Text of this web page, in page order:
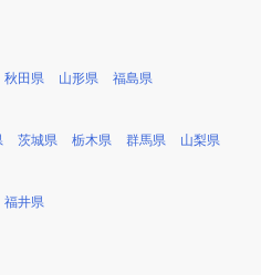
秋田県 山形県 福島県
茨城県 栃木県 群馬県 山梨県
福井県